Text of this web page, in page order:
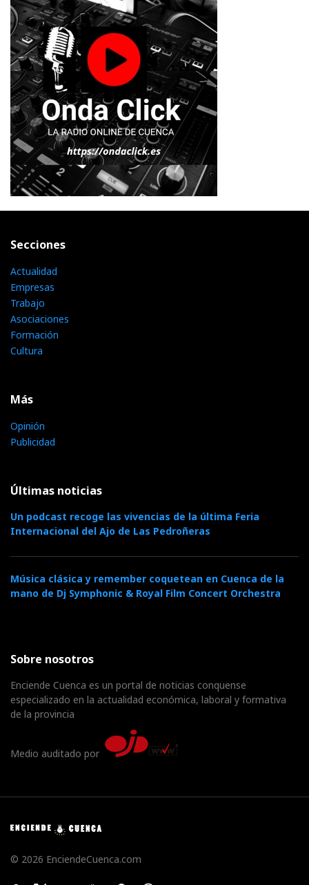
Secciones
Actualidad
Empresas
Trabajo
Asociaciones
Formación
Cultura
Más
Opinión
Publicidad
Últimas noticias
Un podcast recoge las vivencias de la última Feria
Internacional del Ajo de Las Pedroñeras
Música clásica y remember coquetean en Cuenca de la
mano de Dj Symphonic & Royal Film Concert Orchestra
Sobre nosotros
Enciende Cuenca es un portal de noticias conquense
especializado en la actualidad económica, laboral y formativa
de la provincia
Medio auditado por
© 2026 EnciendeCuenca.com